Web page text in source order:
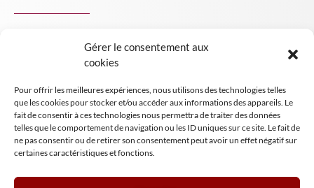
Gérer le consentement aux
cookies
Pour offrir les meilleures expériences, nous utilisons des technologies telles
que les cookies pour stocker et/ou accéder aux informations des appareils. Le
fait de consentir à ces technologies nous permettra de traiter des données
telles que le comportement de navigation ou les ID uniques sur ce site. Le fait de
ne pas consentir ou de retirer son consentement peut avoir un effet négatif sur
certaines caractéristiques et fonctions.
INSIGHT NPA